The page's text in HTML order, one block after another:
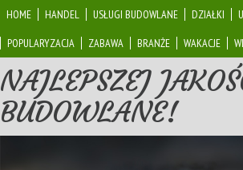
HOME HANDEL USŁUGI BUDOWLANE DZIAŁKI
POPULARYZACJA
ZABAWA BRANŻE WAKACJE
NAJLEPSZEJ
BUDOWLANE!